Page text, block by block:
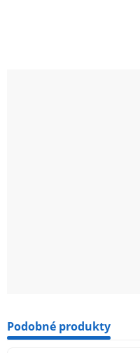
Podobné produkty